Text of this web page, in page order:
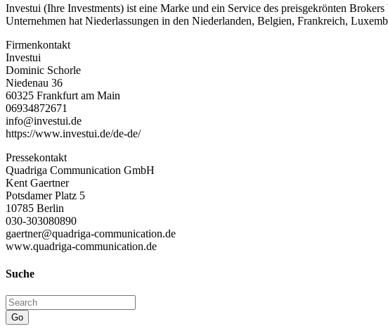
Investui (Ihre Investments) ist eine Marke und ein Service des preisgekrönten
Unternehmen hat Niederlassungen in den Niederlanden, Belgien, Frankreich,
Firmenkontakt
Investui
Dominic Schorle
Niedenau 36
60325 Frankfurt am Main
06934872671
info@investui.de
https://www.investui.de/de-de/
Pressekontakt
Quadriga Communication GmbH
Kent Gaertner
Potsdamer Platz 5
10785 Berlin
030-303080890
gaertner@quadriga-communication.de
www.quadriga-communication.de
Suche
Go